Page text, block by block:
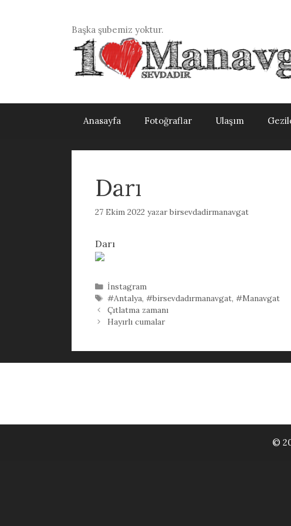
Başka şubemiz yoktur.
Anasayfa Fotoğraflar Ulaşım
Darı
27 Ekim 2022 yazarbirsevdadirmanavgat
Darı
Kategoriler
İnstagram
Etiketler
#Antalya,#birsevdadırmanavgat,#Manavgat
Çıtlatma zamanı
Hayırlı cumalar
©